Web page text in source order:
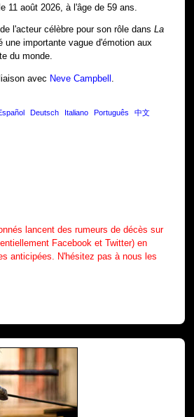
11 août 2026, à l'âge de 59 ans.
l'acteur célèbre pour son rôle dansLa
une importante vague d'émotion aux
du monde.
avec Neve Campbell .
Deutsch Italiano Português 中文
lancent des rumeurs de décès sur
Facebook et Twitter) en
anticipées. N'hésitez pas à nous les